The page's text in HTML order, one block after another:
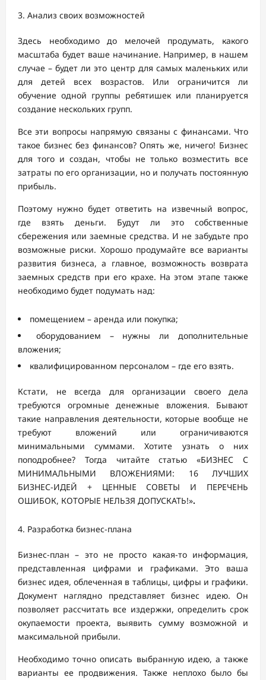
Анализ своих возможностей
Здесь необходимо до мелочей продумать, какого
масштаба будет ваше начинание. Например, в нашем
случае – будет ли это центр для самых маленьких или
для детей всех возрастов. Или ограничится ли
обучение одной группы ребятишек или планируется
создание нескольких групп.
Все эти вопросы напрямую связаны с финансами. Что
такое бизнес без финансов? Опять же, ничего! Бизнес
для того и создан, чтобы не только возместить все
затраты по его организации, но и получать постоянную
прибыль.
Поэтому нужно будет ответить на извечный вопрос,
где взять деньги. Будут ли это собственные
сбережения или заемные средства. И не забудьте про
возможные риски. Хорошо продумайте все варианты
развития бизнеса, а главное, возможность возврата
заемных средств при его крахе. На этом этапе также
необходимо будет подумать над:
помещением – аренда или покупка;
оборудованием – нужны ли дополнительные
вложения;
квалифицированном персоналом – где его взять.
Кстати, не всегда для организации своего дела
требуются огромные денежные вложения. Бывают
такие направления деятельности, которые вообще не
требуют вложений или ограничиваются
минимальными суммами. Хотите узнать о них
поподробнее? Тогда читайте статью «БИЗНЕС С
МИНИМАЛЬНЫМИ ВЛОЖЕНИЯМИ: 16 ЛУЧШИХ
БИЗНЕС-ИДЕЙ + ЦЕННЫЕ СОВЕТЫ И ПЕРЕЧЕНЬ
ОШИБОК, КОТОРЫЕ НЕЛЬЗЯ ДОПУСКАТЬ!».
Разработка бизнес-плана
Бизнес-план – это не просто какая-то информация,
представленная цифрами и графиками. Это ваша
бизнес идея, облеченная в таблицы, цифры и графики.
Документ наглядно представляет бизнес идею. Он
позволяет рассчитать все издержки, определить срок
окупаемости проекта, выявить сумму возможной и
максимальной прибыли.
Необходимо точно описать выбранную идею, а также
варианты ее продвижения. Также неплохо было бы